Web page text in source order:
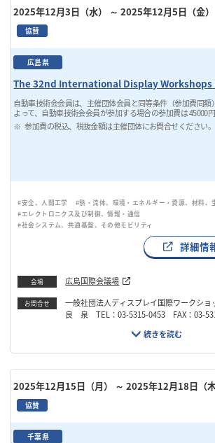
2025年12月3日（水） ～ 2025年12月5日（金）
協賛
広島県
The 32nd International Display Workshops
自動車技術会会員は、主催団体会員と同等条件（参加費同額
よって、自動車技術会会員が参加する場合の参加費は 45000円
参加費の税込、税抜金額は主催団体にお問合せください。
#安全、人間工学
#熱・流体、環境・エネルギー・資源、材料、
#エレクトロニクス及び制御、情報・通信
#社会システム、共通基盤、その他モビリティ
詳細情
会場 広島国際会議場
お問合せ
一般社団法人ディスプレイ国際ワークシ
良 泉 TEL：03-5315-0453 FAX：03-
2025年12月15日（月） ～ 2025年12月18日（木
協賛
千葉県